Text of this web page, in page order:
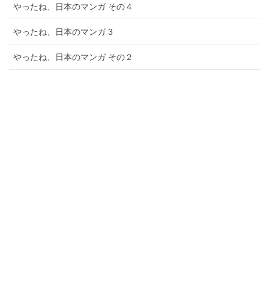
やったね、日本のマンガ その４
やったね、日本のマンガ 3
やったね、日本のマンガ その２